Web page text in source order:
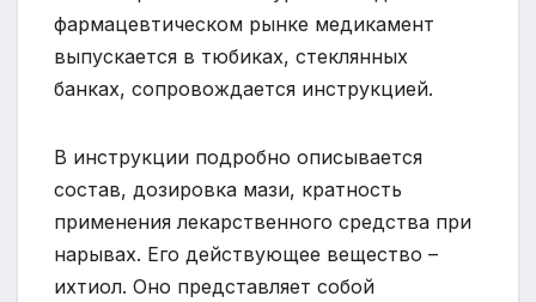
фармацевтическом рынке медикамент
выпускается в тюбиках, стеклянных
банках, сопровождается инструкцией.
В инструкции подробно описывается
состав, дозировка мази, кратность
применения лекарственного средства при
нарывах. Его действующее вещество –
ихтиол. Оно представляет собой